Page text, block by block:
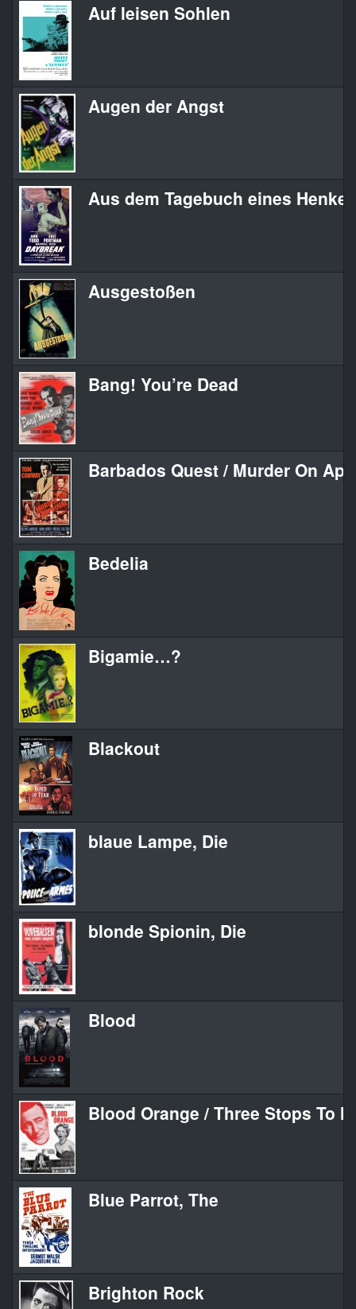
Auf leisen Sohlen
Augen der Angst
Aus dem Tagebuch eines
Ausgestoßen
Bang! You’re Dead
Barbados Quest / Murder On
Bedelia
Bigamie…?
Blackout
blaue Lampe, Die
blonde Spionin, Die
Blood
Blood Orange / Three Stops To
Blue Parrot, The
Brighton Rock